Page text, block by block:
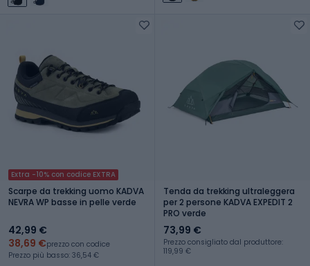
Extra -10% con codice EXTRA
Scarpe da trekking uomo KADVA
NEVRA WP basse in pelle verde
42,99 €
38,69 €prezzo con codice
Prezzo più basso: 36,54 €
Tenda da trekking ultraleggera
per 2 persone KADVA EXPEDIT 2
PRO verde
73,99 €
Prezzo consigliato dal produttore:
119,99 €